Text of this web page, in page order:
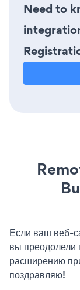
Need to
Если ваш веб-
вы преодолели
расширению
поздравляю!